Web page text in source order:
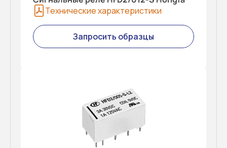
Технические характеристики
Запросить образцы